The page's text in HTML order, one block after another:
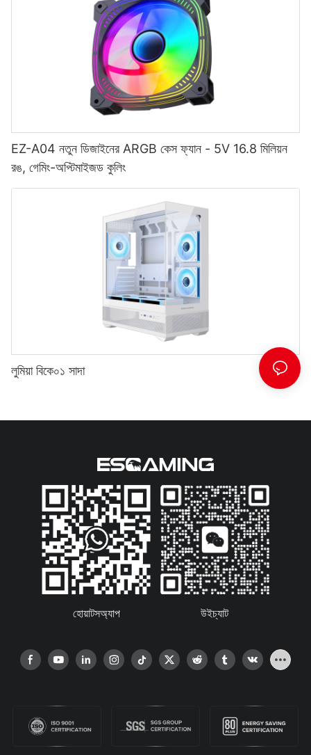
EZ-A04 নতুন ডিজাইনের ARGB কেস ফ্যান - 5V 16.8 মিলিয়ন
রঙ, গেমিং-অপ্টিমাইজড কুলিং
লুমিয়া বিকে০১ সাদা
হোয়াটসঅ্যাপ উইচ্যাট